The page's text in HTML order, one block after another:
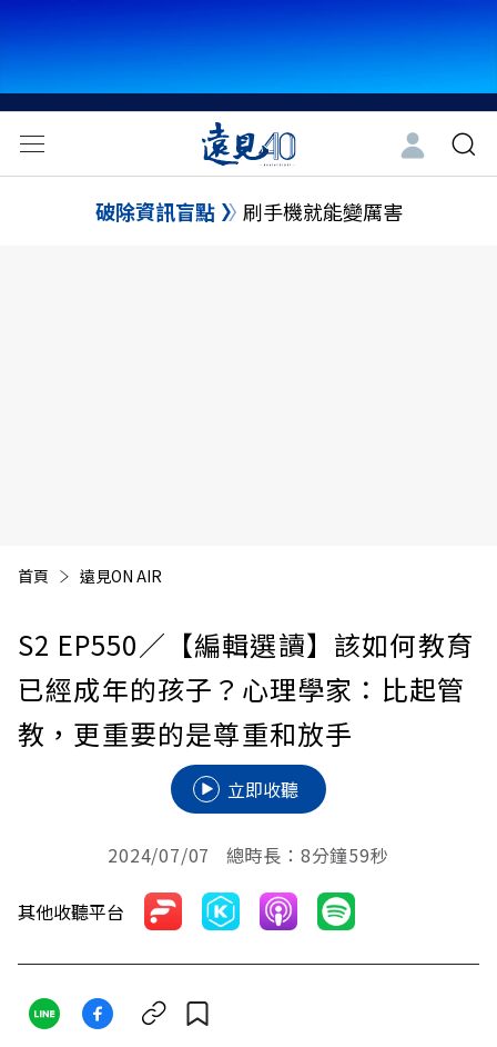
破除資訊盲點 刷手機就能變厲害
首頁 遠見ON AIR
S2 EP550／【編輯選讀】該如何教育
已經成年的孩子？心理學家：比起管
教，更重要的是尊重和放手
立即收聽
2024/07/07 總時長：8分鐘59秒
其他收聽平台